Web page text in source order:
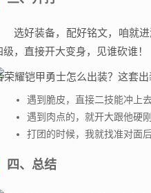
选好装备，配好铭文，咱就
级，直接开大变身，见谁砍谁！
遇到脆皮，直接二技能冲上
遇到肉点的，就开大跟他硬
打团的时候，我就找准对面
四、总结